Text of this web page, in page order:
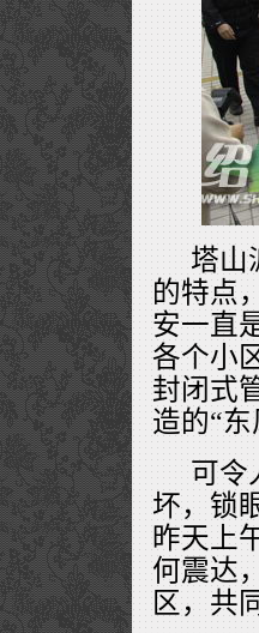
塔山
的特点
安一直
各个小
封闭式
造的“
可令
坏，锁
昨天上
何震达
区，共